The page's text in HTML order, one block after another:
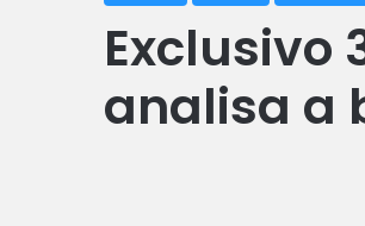
Exclusivo
analisa a